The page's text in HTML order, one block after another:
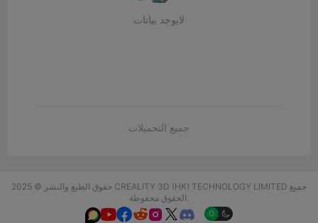
لايوجد بيانات
جميع التحميلات
حقوق الطبع والنشر © 2025 CREALITY 3D (HK) TECHNOLOGY LIMITED جميع
الحقوق محفوظة.
  